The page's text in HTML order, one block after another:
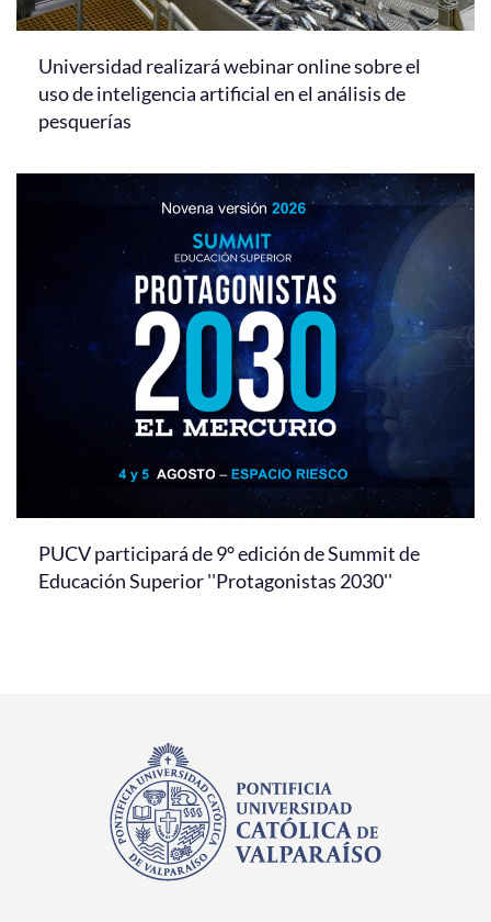
Universidad realizará webinar online sobre el
uso de inteligencia artificial en el análisis de
pesquerías
PUCV participará de 9° edición de Summit de
Educación Superior ''Protagonistas 2030''